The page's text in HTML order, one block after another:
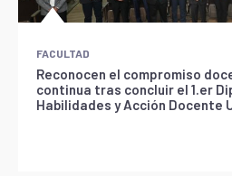
FACULTAD
Reconocen el compromiso
continua tras concluir el 1.er
Habilidades y Acción Docente